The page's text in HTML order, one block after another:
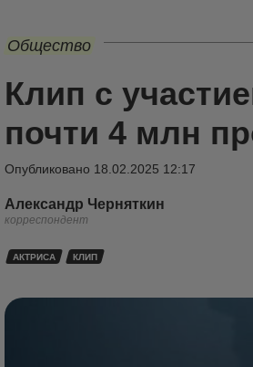
Общество
Клип с
почти 4 млн
Опубликовано 18.02.2025 12:17
Александр Черняткин
корреспондент
АКТРИСА КЛИП